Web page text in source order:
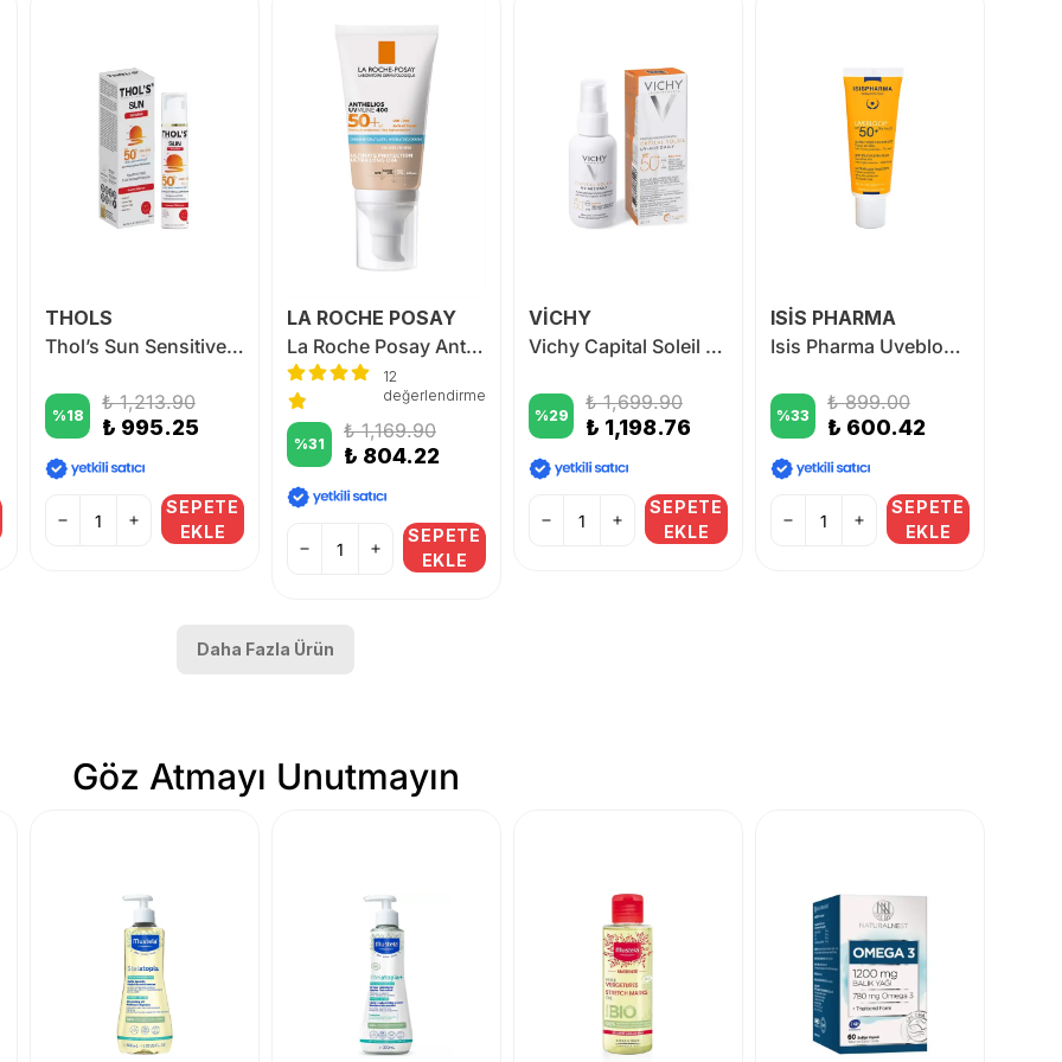
THOLS
Thol’s Sun Sensitive SPF 50+ Kızarıklık Karşıtı Yatıştırıcı Fluid Güneş Koruyucu 50 ml
%18
₺ 1,213.90
₺ 995.25
SEPETE
EKLE
LA ROCHE POSAY
La Roche Posay Anthelios UVMune SPF50+ Güneş Kremi 50 ml | Renkli
12
değerlendirme
%31
₺ 1,169.90
₺ 804.22
SEPETE
EKLE
VİCHY
Vichy Capital Soleil UV Yaşlanma Karşıtı Güneş Kremi SPF 50 40 ml
%29
₺ 1,699.90
₺ 1,198.76
SEPETE
EKLE
ISİS PHARMA
Isis Pharma Uveblock SPF 50+ Dry Touch Ultra Fluid 40 ml
%33
₺ 899.00
₺ 600.42
SEPETE
EKLE
Daha Fazla Ürün
Göz Atmayı Unutmayın